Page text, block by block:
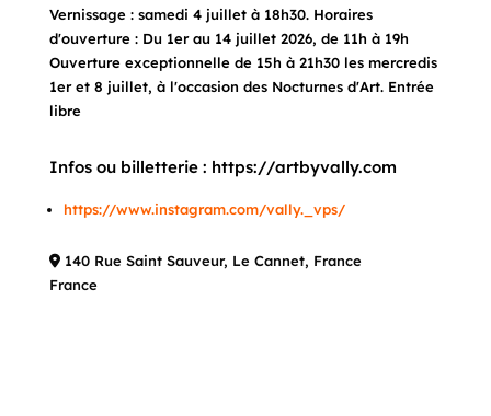
Vernissage : samedi 4 juillet à 18h30. Horaires
d'ouverture : Du 1er au 14 juillet 2026, de 11h à 19h
Ouverture exceptionnelle de 15h à 21h30 les mercredis
1er et 8 juillet, à l'occasion des Nocturnes d'Art. Entrée
libre
Infos ou billetterie : https://artbyvally.com
https://www.instagram.com/vally._vps/
140 Rue Saint Sauveur, Le Cannet, France
France